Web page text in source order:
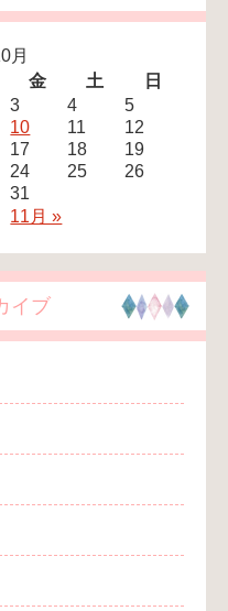
月
金 土 日
11月 »
3 4
5
10 11
12
17 18
19
24 25
26
31
イブ